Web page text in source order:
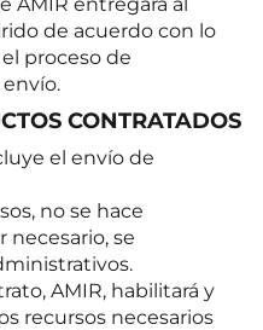
de acuerdo con lo
proceso de
CONTRATADOS
el envío de
no se hace
necesario, se
AMIR, habilitará y
recursos necesarios